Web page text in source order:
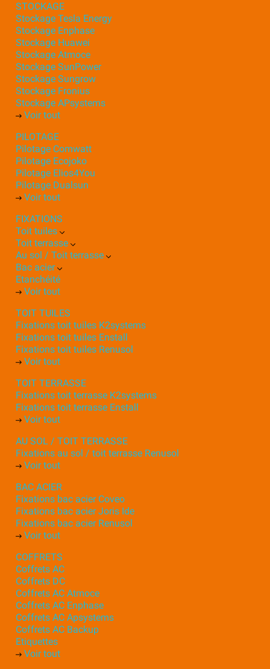
STOCKAGE
Stockage Tesla Energy
Stockage Enphase
Stockage Huawei
Stockage Atmoce
Stockage SunPower
Stockage Sungrow
Stockage Fronius
Stockage APsystems
Voir tout
PILOTAGE
Pilotage Comwatt
Pilotage Ecojoko
Pilotage Elios4You
Pilotage Dualsun
Voir tout
FIXATIONS
Toit tuiles
Toit terrasse
Au sol / Toit terrasse
Bac acier
Etanchéité
Voir tout
TOIT TUILES
Fixations toit tuiles K2systems
Fixations toit tuiles Enstall
Fixations toit tuiles Renusol
Voir tout
TOIT TERRASSE
Fixations toit terrasse K2systems
Fixations toit terrasse Enstall
Voir tout
AU SOL / TOIT TERRASSE
Fixations au sol / toit terrasse Renusol
Voir tout
BAC ACIER
Fixations bac acier Coveo
Fixations bac acier Joris Ide
Fixations bac acier Renusol
Voir tout
COFFRETS
Coffrets AC
Coffrets DC
Coffrets AC Atmoce
Coffrets AC Enphase
Coffrets AC Apsystems
Coffrets AC Backup
Etiquettes
Voir tout